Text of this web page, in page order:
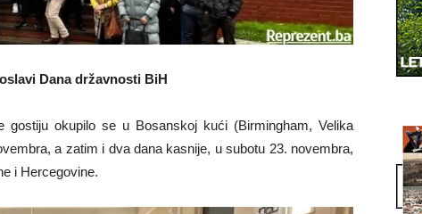
Dana državnosti BiH
okupilo se u Bosanskoj kući (Birmingham, Velika
a zatim i dva dana kasnije, u subotu 23. novembra,
i Hercegovine.